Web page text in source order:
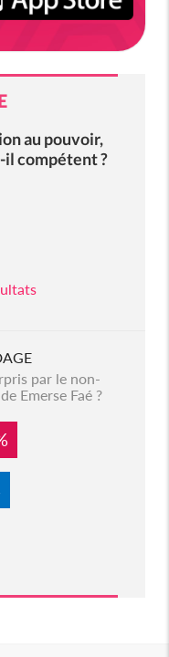
au pouvoir,
il compétent ?
par le non-
Emerse Faé ?